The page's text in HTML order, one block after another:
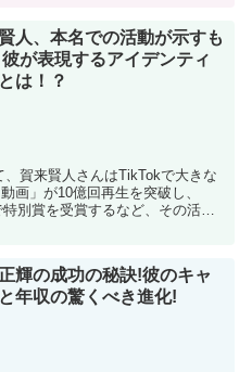
人、本名での活動が示すも
が表現するアイデンティ
は！？
賀来賢人さんはTikTokで大きな
画」が10億回再生を突破し、
別賞を受賞するなど、その活躍
輝の成功の秘訣!彼のキャ
年収の驚くべき進化!